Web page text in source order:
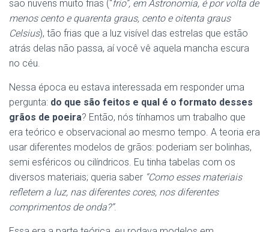
são nuvens muito frias (“frio”, em Astronomia, é por volta de
menos cento e quarenta graus, cento e oitenta graus
Celsius), tão frias que a luz visível das estrelas que estão
atrás delas não passa, aí você vê aquela mancha escura
no céu.
Nessa época eu estava interessada em responder uma
pergunta: do que são feitos e qual é o formato desses
grãos de poeira? Então, nós tínhamos um trabalho que
era teórico e observacional ao mesmo tempo. A teoria era
usar diferentes modelos de grãos: poderiam ser bolinhas,
semi esféricos ou cilíndricos. Eu tinha tabelas com os
diversos materiais; queria saber “Como esses materiais
refletem a luz, nas diferentes cores, nos diferentes
comprimentos de onda?”.